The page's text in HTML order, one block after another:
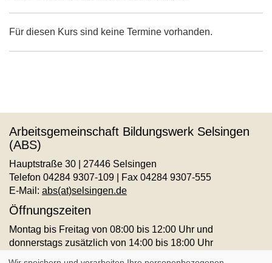
Für diesen Kurs sind keine Termine vorhanden.
Arbeitsgemeinschaft Bildungswerk Selsingen
(ABS)
Hauptstraße 30 | 27446 Selsingen
Telefon 04284 9307-109 | Fax 04284 9307-555
E-Mail: abs(at)selsingen.de
Öffnungszeiten
Montag bis Freitag von 08:00 bis 12:00 Uhr und
donnerstags zusätzlich von 14:00 bis 18:00 Uhr